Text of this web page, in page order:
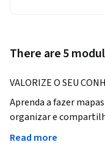
There are 5
VALORIZE O SEU
Aprenda a fazer
organizar e
Read more